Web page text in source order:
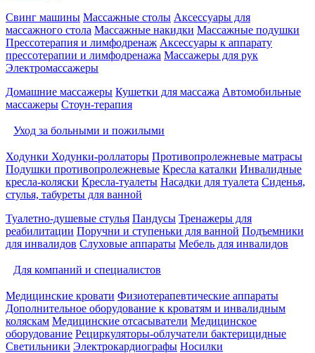
Свинг машины Массажные столы Аксессуары для
массажного стола Массажные накидки Массажные подушки
Прессотерапия и лимфодренаж Аксессуары к аппарату
прессотерапии и лимфодренажа Массажеры для рук
Электромассажеры
Домашние массажеры Кушетки для массажа Автомобильные
массажеры Стоун-терапия
Уход за больными и пожилыми
Ходунки Ходунки-роллаторы Противопролежневые матрасы
Подушки противопролежневые Кресла каталки Инвалидные
кресла-коляски Кресла-туалеты Насадки для туалета Сиденья,
стулья, табуреты для ванной
Туалетно-душевые стулья Пандусы Тренажеры для
реабилитации Поручни и ступеньки для ванной Подъемники
для инвалидов Слуховые аппараты Мебель для инвалидов
Для компаний и специалистов
Медицинские кровати Физиотерапевтические аппараты
Дополнительное оборудование к кроватям и инвалидным
коляскам Медицинские отсасыватели Медицинское
оборудование Рециркуляторы-облучатели бактерицидные
Светильники Электрокардиографы Носилки